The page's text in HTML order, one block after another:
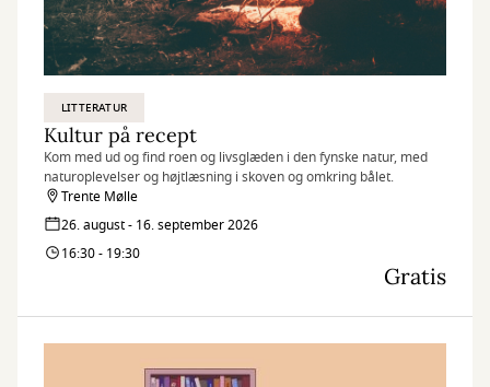
LITTERATUR
Kultur på recept
Kom med ud og find roen og livsglæden i den fynske natur, med
naturoplevelser og højtlæsning i skoven og omkring bålet.
Trente Mølle
26. august - 16. september 2026
16:30 - 19:30
Gratis